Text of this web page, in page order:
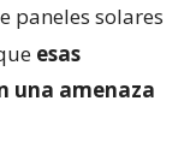
paneles solares
esas
una amenaza